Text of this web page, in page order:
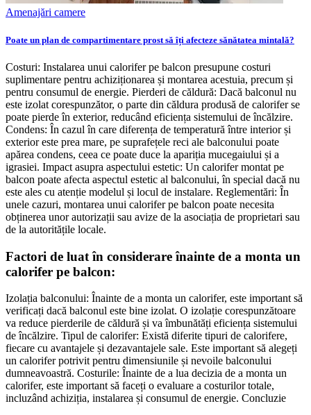
Amenajări camere
Poate un plan de compartimentare prost să îți afecteze sănătatea mintală?
Costuri: Instalarea unui calorifer pe balcon presupune costuri
suplimentare pentru achiziționarea și montarea acestuia, precum și
pentru consumul de energie. Pierderi de căldură: Dacă balconul nu
este izolat corespunzător, o parte din căldura produsă de calorifer se
poate pierde în exterior, reducând eficiența sistemului de încălzire.
Condens: În cazul în care diferența de temperatură între interior și
exterior este prea mare, pe suprafețele reci ale balconului poate
apărea condens, ceea ce poate duce la apariția mucegaiului și a
igrasiei. Impact asupra aspectului estetic: Un calorifer montat pe
balcon poate afecta aspectul estetic al balconului, în special dacă nu
este ales cu atenție modelul și locul de instalare. Reglementări: În
unele cazuri, montarea unui calorifer pe balcon poate necesita
obținerea unor autorizații sau avize de la asociația de proprietari sau
de la autoritățile locale.
Factori de luat în considerare înainte de a monta un
calorifer pe balcon:
Izolația balconului: Înainte de a monta un calorifer, este important să
verificați dacă balconul este bine izolat. O izolație corespunzătoare
va reduce pierderile de căldură și va îmbunătăți eficiența sistemului
de încălzire. Tipul de calorifer: Există diferite tipuri de calorifere,
fiecare cu avantajele și dezavantajele sale. Este important să alegeți
un calorifer potrivit pentru dimensiunile și nevoile balconului
dumneavoastră. Costurile: Înainte de a lua decizia de a monta un
calorifer, este important să faceți o evaluare a costurilor totale,
incluzând achiziția, instalarea și consumul de energie. Concluzie